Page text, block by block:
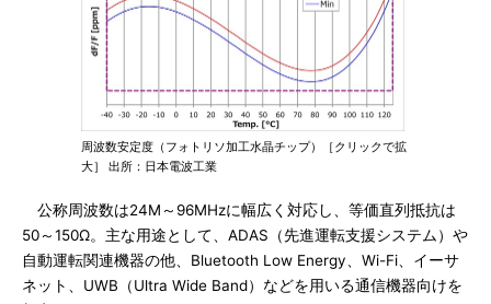
周波数安定度（フォトリソ加工水晶チップ）［クリックで拡
大］ 出所：日本電波工業
公称周波数は24M～96MHzに幅広く対応し、等価直列抵抗は
50～150Ω。主な用途として、ADAS（先進運転支援システム）や
自動運転関連機器の他、Bluetooth Low Energy、Wi-Fi、イーサ
ネット、UWB（Ultra Wide Band）などを用いる通信機器向けを